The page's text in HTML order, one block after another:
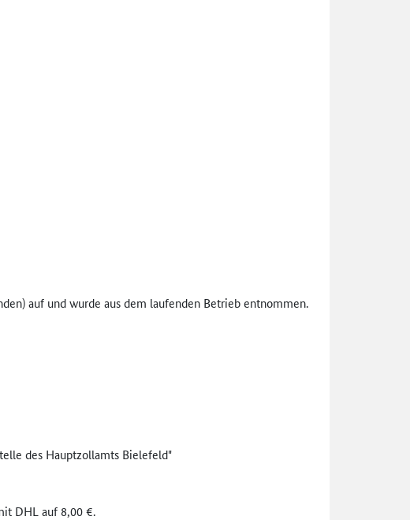
auf und wurde aus dem laufenden Betrieb entnommen.
des Hauptzollamts Bielefeld"
DHL auf 8,00 €.